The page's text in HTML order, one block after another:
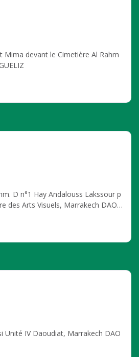
Mima devant le Cimetière Al Rahm
D n°1 Hay Andalouss Lakssour p
des Arts Visuels, Marrakech DAOU
Unité IV Daoudiat, Marrakech DAO